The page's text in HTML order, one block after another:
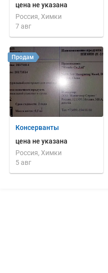
цена не указана
Россия, Химки
7 авг
Консерванты
цена не указана
Россия, Химки
5 авг
Продам